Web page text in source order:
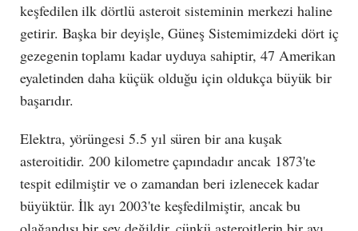
keşfedilen ilk dörtlü asteroit sisteminin merkezi haline
getirir. Başka bir deyişle, Güneş Sistemimizdeki dört iç
gezegenin toplamı kadar uyduya sahiptir, 47 Amerikan
eyaletinden daha küçük olduğu için oldukça büyük bir
başarıdır.
Elektra, yörüngesi 5.5 yıl süren bir ana kuşak
asteroitidir. 200 kilometre çapındadır ancak 1873'te
tespit edilmiştir ve o zamandan beri izlenecek kadar
büyüktür. İlk ayı 2003'te keşfedilmiştir, ancak bu